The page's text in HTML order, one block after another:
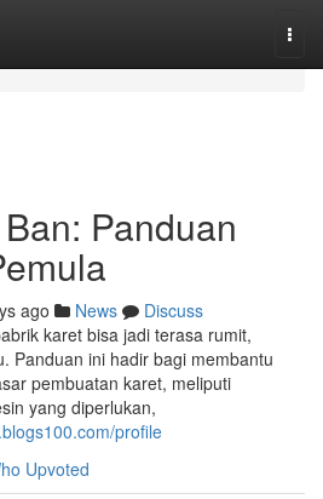
Panduan
ago News
Discuss
karet bisa jadi terasa rumit,
Panduan ini hadir bagi membantu
pembuatan karet, meliputi
yang diperlukan,
profile
Upvoted